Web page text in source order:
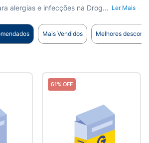
Compre remédios para alergias e infecções na Drogaria Araujo. Diversas opções para tratamento. Entrega para todo o Brasil. Ler Mais
Mais Vendidos Melhores
61% OFF